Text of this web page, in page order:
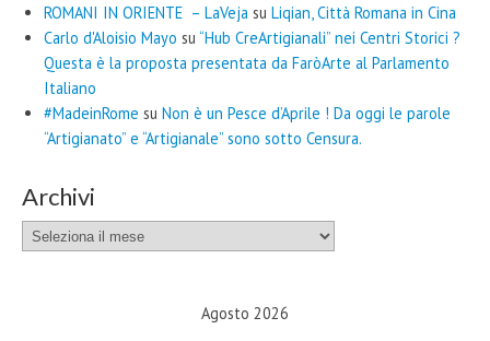
ROMANI IN ORIENTE – LaVeja su Liqian, Città Romana in Cina
Carlo d'Aloisio Mayo su “Hub CreArtigianali” nei Centri Storici ?
Questa è la proposta presentata da FaròArte al Parlamento
Italiano
#MadeinRome su Non è un Pesce d’Aprile ! Da oggi le parole
“Artigianato” e “Artigianale” sono sotto Censura.
Archivi
Archivi
Agosto 2026